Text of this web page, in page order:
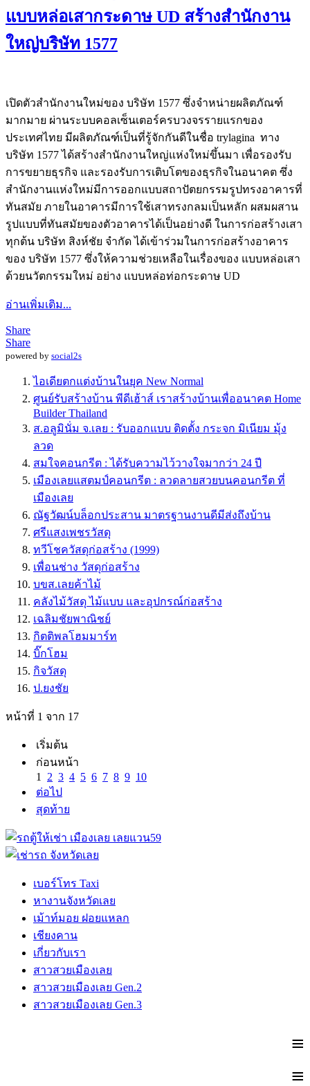
แบบหล่อเสากระดาษ UD สร้างสำนักงาน
ใหญ่บริษัท 1577
เปิดตัวสำนักงานใหม่ของ บริษัท 1577 ซึ่งจำหน่ายผลิตภัณฑ์
มากมาย ผ่านระบบคอลเซ็นเตอร์ครบวงจรรายแรกของ
ประเทศไทย มีผลิตภัณฑ์เป็นที่รู้จักกันดีในชื่อ trylagina ทาง
บริษัท 1577 ได้สร้างสำนักงานใหญ่แห่งใหม่ขึ้นมา เพื่อรองรับ
การขยายธุรกิจ และรองรับการเติบโตของธุรกิจในอนาคต ซึ่ง
สำนักงานแห่งใหม่มีการออกแบบสถาปัตยกรรมรูปทรงอาคารที่
ทันสมัย ภายในอาคารมีการใช้เสาทรงกลมเป็นหลัก ผสมผสาน
รูปแบบที่ทันสมัยของตัวอาคารได้เป็นอย่างดี ในการก่อสร้างเสา
ทุกต้น บริษัท สิงห์ชัย จำกัด ได้เข้าร่วมในการก่อสร้างอาคาร
ของ บริษัท 1577 ซึ่งให้ความช่วยเหลือในเรื่องของ แบบหล่อเสา
ด้วยนวัตกรรมใหม่ อย่าง แบบหล่อท่อกระดาษ UD
อ่านเพิ่มเติม...
Share
Share
powered by social2s
ไอเดียตกแต่งบ้านในยุค New Normal
ศูนย์รับสร้างบ้าน พีดีเฮ้าส์ เราสร้างบ้านเพื่ออนาคต Home
Builder Thailand
ส.อลูมินั่ม จ.เลย : รับออกแบบ ติดตั้ง กระจก มิเนียม มุ้ง
ลวด
สมใจคอนกรีต : ได้รับความไว้วางใจมากว่า 24 ปี
เมืองเลยแสตมป์คอนกรีต : ลวดลายสวยบนคอนกรีต ที่
เมืองเลย
ณัฐวัฒน์บล็อกประสาน มาตรฐานงานดีมีส่งถึงบ้าน
ศรีแสงเพชรวัสดุ
ทวีโชควัสดุก่อสร้าง (1999)
เพื่อนช่าง วัสดุก่อสร้าง
บขส.เลยค้าไม้
คลังไม้วัสดุ ไม้แบบ และอุปกรณ์ก่อสร้าง
เฉลิมชัยพาณิชย์
กิตติพลโฮมมาร์ท
บิ๊กโฮม
กิจวัสดุ
ป.ยงชัย
หน้าที่ 1 จาก 17
เริ่มต้น
ก่อนหน้า
1
2 3 4 5 6 7 8 9 10
ต่อไป
สุดท้าย
เบอร์โทร Taxi
หางานจังหวัดเลย
เม้าท์มอย ฝอยแหลก
เชียงคาน
เกี่ยวกับเรา
สาวสวยเมืองเลย
สาวสวยเมืองเลย Gen.2
สาวสวยเมืองเลย Gen.3
≡
≡